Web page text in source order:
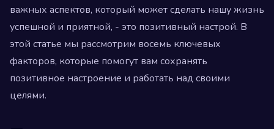
важных аспектов, который может сделать нашу жизнь
успешной и приятной, - это позитивный настрой. В
этой статье мы рассмотрим восемь ключевых
факторов, которые помогут вам сохранять
позитивное настроение и работать над своими
целями.